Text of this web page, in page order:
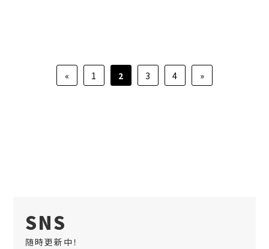
« 1 2 3 4 »
SNS
随時更新中！